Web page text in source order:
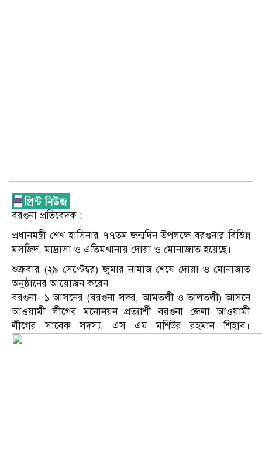
বরগুনা প্রতিবেদক :
প্রধানমন্ত্রী শেখ হাসিনার ৭৭তম জন্মদিন উপলক্ষে বরগুনার বিভিন্ন
মসজিদ, মাদ্রাসা ও এতিমখানায় দোয়া ও মোনাজাত হয়েছে।
শুক্রবার (২৯ সেপ্টেম্বর) জুমার নামাজ শেষে দোয়া ও মোনাজাত
অনুষ্ঠানের আয়োজন করেন
বরগুনা- ১ আসনের (বরগুনা সদর, আমতলী ও তালতলী) আসনে
আওয়ামী লীগের মনোনয়ন প্রত্যাশী বরগুনা জেলা আওয়ামী
লীগের সাবেক সদস্য, এস এম মশিউর রহমান শিহাব।